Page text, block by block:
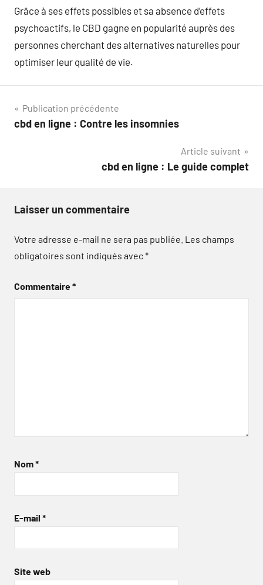
Grâce à ses effets possibles et sa absence d’effets
psychoactifs, le CBD gagne en popularité auprès des
personnes cherchant des alternatives naturelles pour
optimiser leur qualité de vie.
Navigation
de
Publication précédente
cbd en ligne : Contre les insomnies
Article suivant
cbd en ligne : Le guide complet
Laisser un commentaire
Votre adresse e-mail ne sera pas publiée. Les champs
obligatoires sont indiqués avec*
Commentaire*
Nom*
E-mail *
Site web